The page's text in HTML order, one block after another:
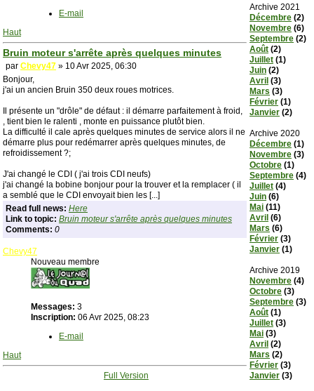
Archive 2021
Décembre (2)
Novembre (6)
Septembre (2)
Août (2)
Juillet (1)
Juin (2)
Avril (3)
Mars (3)
Février (1)
Janvier (2)
Archive 2020
Décembre (1)
Novembre (3)
Octobre (1)
Septembre (4)
Juillet (4)
Juin (6)
Mai (11)
Avril (6)
Mars (6)
Février (3)
Janvier (1)
Archive 2019
Novembre (4)
Octobre (3)
Septembre (3)
Août (1)
Juillet (3)
Mai (3)
Avril (2)
Mars (2)
Février (3)
Janvier (3)
E-mail
Haut
Bruin moteur s'arrête après quelques minutes
par Chevy47 » 10 Avr 2025, 06:30
Bonjour,
j'ai un ancien Bruin 350 deux roues motrices.
Il présente un "drôle" de défaut : il démarre parfaitement à froid,
, tient bien le ralenti , monte en puissance plutôt bien.
La difficulté il cale après quelques minutes de service alors il ne
démarre plus pour redémarrer après quelques minutes, de
refroidissement ?;
J'ai changé le CDI ( j'ai trois CDI neufs)
j'ai changé la bobine bonjour pour la trouver et la remplacer ( il
a semblé que le CDI envoyait bien les [...]
Read full news: Here
Link to topic: Bruin moteur s'arrête après quelques minutes
Comments: 0
Chevy47
Nouveau membre
Messages: 3
Inscription: 06 Avr 2025, 08:23
E-mail
Haut
Full Version